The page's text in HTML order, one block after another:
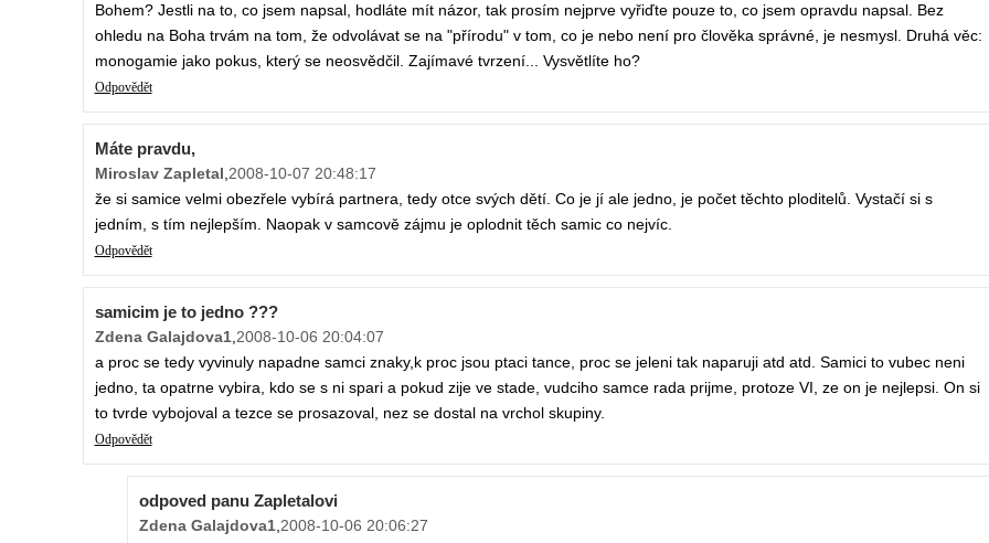
Bohem? Jestli na to, co jsem napsal, hodláte mít názor, tak prosím nejprve vyřiďte pouze to, co jsem opravdu napsal. Bez
ohledu na Boha trvám na tom, že odvolávat se na "přírodu" v tom, co je nebo není pro člověka správné, je nesmysl. Druhá věc:
monogamie jako pokus, který se neosvědčil. Zajímavé tvrzení... Vysvětlíte ho?
Odpovědět
Máte pravdu,
Miroslav Zapletal,2008-10-07 20:48:17
že si samice velmi obezřele vybírá partnera, tedy otce svých dětí. Co je jí ale jedno, je počet těchto ploditelů. Vystačí si s
jedním, s tím nejlepším. Naopak v samcově zájmu je oplodnit těch samic co nejvíc.
Odpovědět
samicim je to jedno ???
Zdena Galajdova1,2008-10-06 20:04:07
a proc se tedy vyvinuly napadne samci znaky,k proc jsou ptaci tance, proc se jeleni tak naparuji atd atd. Samici to vubec neni
jedno, ta opatrne vybira, kdo se s ni spari a pokud zije ve stade, vudciho samce rada prijme, protoze VI, ze on je nejlepsi. On si
to tvrde vybojoval a tezce se prosazoval, nez se dostal na vrchol skupiny.
Odpovědět
odpoved panu Zapletalovi
Zdena Galajdova1,2008-10-06 20:06:27